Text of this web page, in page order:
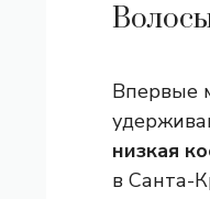
Впервые
низкая
в Санта-